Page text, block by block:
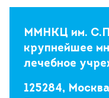
ММНКЦ им.
крупнейшее
лечебное
125284,